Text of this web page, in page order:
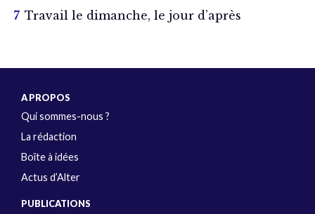
Travail le dimanche, le jour d’après
A PROPOS
Qui sommes-nous ?
La rédaction
Boîte à idées
Actus d’Alter
PUBLICATIONS